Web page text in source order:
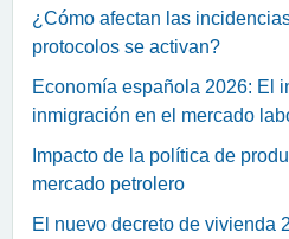
¿Cómo afectan las
protocolos se activan?
Economía española 2026: El
inmigración en el mercado
Impacto de la política de
mercado petrolero
El nuevo decreto de vivienda